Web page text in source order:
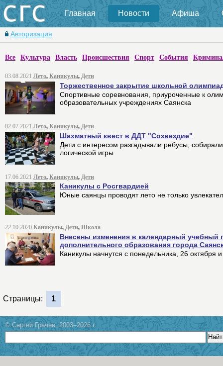
Главная Новости Афиша
Авторизация
Все Культура Власть Происшествия Спорт События
03.08.2021 Лето, Каникулы, Дети
Торжественное закрытие школьной
Спортивные соревнования, приуроченные к
образовательных учреждениях Саянска
02.07.2021 Лето, Каникулы, Дети
Шахматный квест в ДДТ "Созвездие"
Дети с интересом разгадывали ребусы,
логической игры
17.06.2021 Лето, Каникулы, Дети
Каникулы с Росгвардией
Юные саянцы проводят лето не только
22.10.2020 Каникулы, Дети, Школа
Внесены изменения в календарный учебный
дополнительного образования города
Каникулы начнутся с понедельника, 26 октября
Страницы: 1
© Сергей Грачев, 2003–2026 г.